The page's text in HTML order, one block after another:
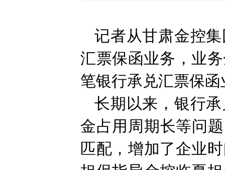
记者从甘肃金控
汇票保函业务，业
笔银行承兑汇票保函
长期以来，银行
金占用周期长等问
匹配，增加了企业